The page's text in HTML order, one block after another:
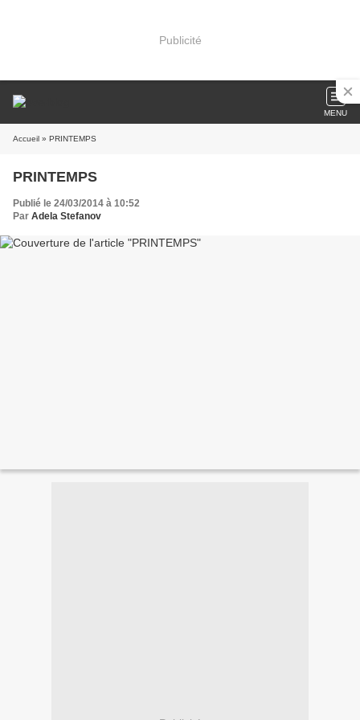
Publicité
MENU
Accueil » PRINTEMPS
PRINTEMPS
Publié le 24/03/2014 à 10:52
Par Adela Stefanov